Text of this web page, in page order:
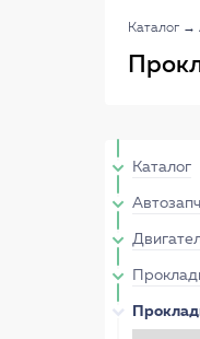
Каталог →
Каталог